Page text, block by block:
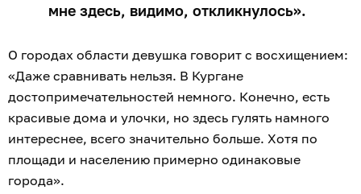
мне здесь, видимо, откликнулось».
О городах области девушка говорит с восхищением:
«Даже сравнивать нельзя. В Кургане
достопримечательностей немного. Конечно, есть
красивые дома и улочки, но здесь гулять намного
интереснее, всего значительно больше. Хотя по
площади и населению примерно одинаковые
города».